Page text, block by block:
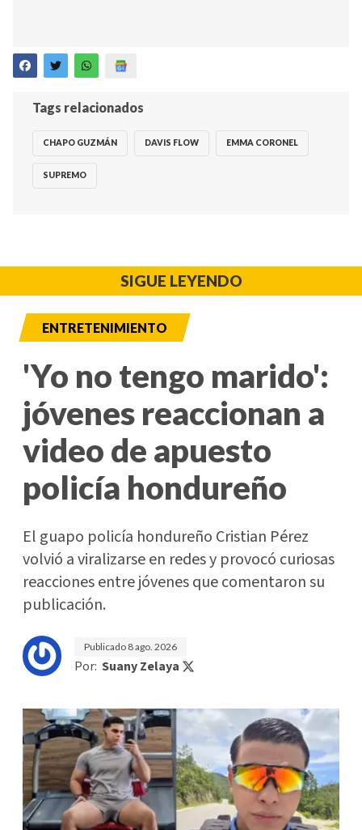
Tags relacionados
CHAPO GUZMÁN DAVIS FLOW EMMA CORONEL
SUPREMO
SIGUE LEYENDO
ENTRETENIMIENTO
'Yo no tengo marido':
jóvenes reaccionan a
video de apuesto
policía hondureño
El guapo policía hondureño Cristian Pérez
volvió a viralizarse en redes y provocó curiosas
reacciones entre jóvenes que comentaron su
publicación.
Publicado 8 ago. 2026
Por: Suany Zelaya